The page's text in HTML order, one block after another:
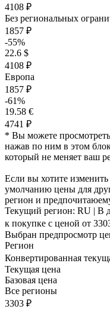
4108 ₽
Без региональных
1857 ₽
-55%
22.6 $
4108 ₽
Европа
1857 ₽
-61%
19.58 €
4741 ₽
* Вы можете
нажав по ним в этом
который не меняет ваш
Если вы хотите
умолчанию цены для
регион и
Текущий регион: RU | В
к покупке с ценой от
Выбран предпросмотр
Регион
Конвертированная
Текущая цена
Базовая цена
Все регионы
3303 ₽